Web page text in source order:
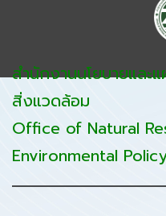
สำนักงานนโยบายและ
สิ่งแวดล้อม
Office of Natural
Environmental